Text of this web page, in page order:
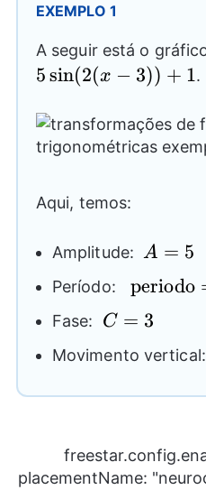
EXEMPLO 1
A seguir está o
5sin(2(x − 3)) + 1.
Aqui, temos:
Amplitude: A=5
A = 5
Período: periodo
Fase: C=3
C = 3
Movimento vertical:
placementName: